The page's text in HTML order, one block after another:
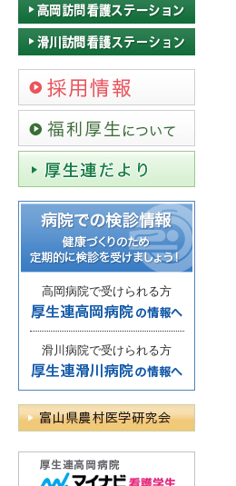
高岡病院で受けられる方
滑川病院で受けられる方